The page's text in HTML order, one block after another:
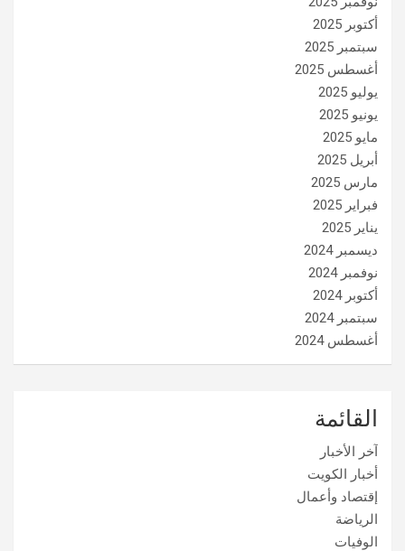
أكتوبر 2025
سبتمبر 2025
أغسطس 2025
يوليو 2025
يونيو 2025
مايو 2025
أبريل 2025
مارس 2025
فبراير 2025
يناير 2025
ديسمبر 2024
نوفمبر 2024
أكتوبر 2024
سبتمبر 2024
أغسطس 2024
القائمة
آخر الأخبار
أخبار الكويت
إقتصاد وأعمال
الرياضة
الوفيات